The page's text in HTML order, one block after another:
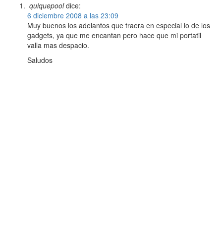
quiquepool dice:
6 diciembre 2008 a las 23:09
Muy buenos los adelantos que traera en especial lo de los
gadgets, ya que me encantan pero hace que mi portatil
valla mas despacio.
Saludos